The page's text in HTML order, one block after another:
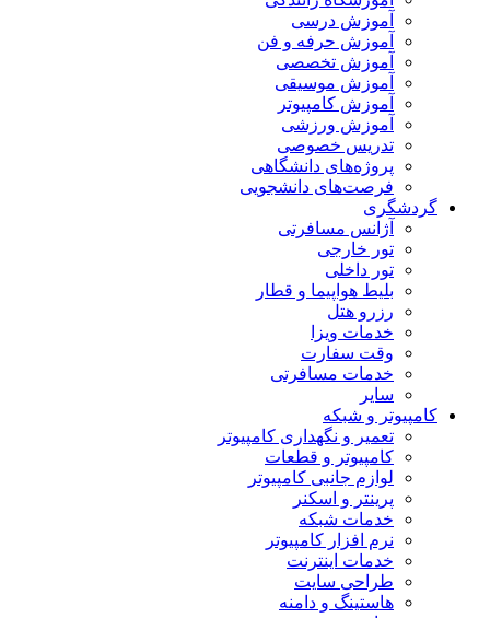
آموزش درسی
آموزش حرفه و فن
آموزش تخصصی
آموزش موسیقی
آموزش کامپیوتر
آموزش ورزشی
تدریس خصوصی
پروژه‌های دانشگاهی
فرصت‌های دانشجویی
گردشگری
آژانس مسافرتی
تور خارجی
تور داخلی
بلیط هواپیما و قطار
رزرو هتل
خدمات ویزا
وقت سفارت
خدمات مسافرتی
سایر
کامپیوتر و شبکه
تعمیر و نگهداری کامپیوتر
کامپیوتر و قطعات
لوازم جانبی کامپیوتر
پرینتر و اسکنر
خدمات شبکه
نرم افزار کامپیوتر
خدمات اینترنت
طراحی سایت
هاستینگ و دامنه